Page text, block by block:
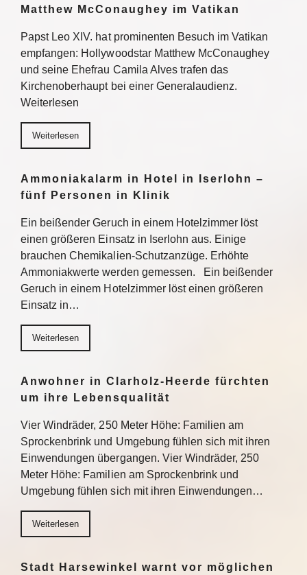
Matthew McConaughey im Vatikan
Papst Leo XIV. hat prominenten Besuch im Vatikan
empfangen: Hollywoodstar Matthew McConaughey
und seine Ehefrau Camila Alves trafen das
Kirchenoberhaupt bei einer Generalaudienz.
Weiterlesen
Weiterlesen
Ammoniakalarm in Hotel in Iserlohn –
fünf Personen in Klinik
Ein beißender Geruch in einem Hotelzimmer löst
einen größeren Einsatz in Iserlohn aus. Einige
brauchen Chemikalien-Schutzanzüge. Erhöhte
Ammoniakwerte werden gemessen. Ein beißender
Geruch in einem Hotelzimmer löst einen größeren
Einsatz in…
Weiterlesen
Anwohner in Clarholz-Heerde fürchten
um ihre Lebensqualität
Vier Windräder, 250 Meter Höhe: Familien am
Sprockenbrink und Umgebung fühlen sich mit ihren
Einwendungen übergangen. Vier Windräder, 250
Meter Höhe: Familien am Sprockenbrink und
Umgebung fühlen sich mit ihren Einwendungen…
Weiterlesen
Stadt Harsewinkel warnt vor möglichen